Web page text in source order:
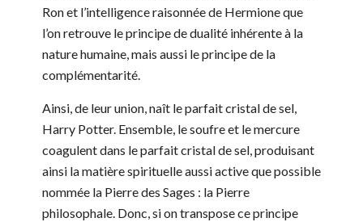
Ron et l’intelligence raisonnée de Hermione que
l’on retrouve le principe de dualité inhérente à la
nature humaine, mais aussi le principe de la
complémentarité.
Ainsi, de leur union, naît le parfait cristal de sel,
Harry Potter. Ensemble, le soufre et le mercure
coagulent dans le parfait cristal de sel, produisant
ainsi la matière spirituelle aussi active que possible
nommée la Pierre des Sages : la Pierre
philosophale. Donc, si on transpose ce principe